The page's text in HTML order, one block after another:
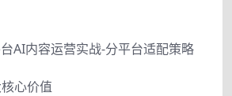
AI内容运营实战-分平台适配策略
心价值